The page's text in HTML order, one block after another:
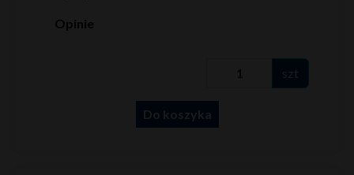
Opinie
szt
Do koszyka